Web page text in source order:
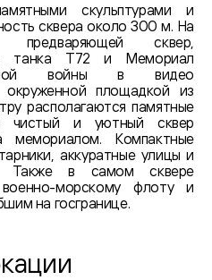
скульптурами и
сквера около 300 м. На
предваряющей сквер,
танка Т72 и Мемориал
войны в видео
площадкой из
располагаются памятные
чистый и уютный сквер
мемориалом. Компактные
аккуратные улицы и
Также в самом сквере
морскому флоту и
на госгранице.